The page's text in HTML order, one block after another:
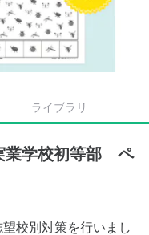
ライブラリ
業学校初等部 ペ
校別対策を行いまし